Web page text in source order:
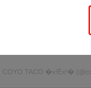
TACO �x!Èx!�